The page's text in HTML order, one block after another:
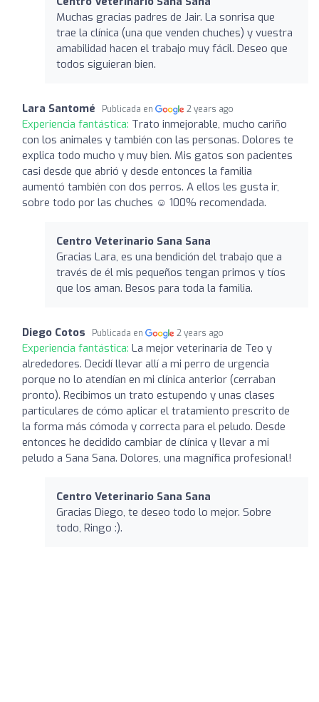
Muchas gracias padres de Jair. La sonrisa que
trae la clínica (una que venden chuches) y vuestra
amabilidad hacen el trabajo muy fácil. Deseo que
todos siguieran bien.
Lara Santomé Publicada en 2 years ago
Experiencia fantástica: Trato inmejorable, mucho cariño
con los animales y también con las personas. Dolores te
explica todo mucho y muy bien. Mis gatos son pacientes
casi desde que abrió y desde entonces la familia
aumentó también con dos perros. A ellos les gusta ir,
sobre todo por las chuches ☺️ 100% recomendada.
Centro Veterinario Sana Sana
Gracias Lara, es una bendición del trabajo que a
través de él mis pequeños tengan primos y tíos
que los aman. Besos para toda la familia.
Diego Cotos Publicada en 2 years ago
Experiencia fantástica: La mejor veterinaria de Teo y
alrededores. Decidí llevar allí a mi perro de urgencia
porque no lo atendían en mi clínica anterior (cerraban
pronto). Recibimos un trato estupendo y unas clases
particulares de cómo aplicar el tratamiento prescrito de
la forma más cómoda y correcta para el peludo. Desde
entonces he decidido cambiar de clínica y llevar a mi
peludo a Sana Sana. Dolores, una magnífica profesional!
Centro Veterinario Sana Sana
Gracias Diego, te deseo todo lo mejor. Sobre
todo, Ringo :).